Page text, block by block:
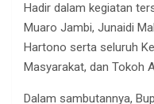
Hadir dalam kegiatan
Muaro Jambi, Junaidi
Hartono serta seluruh
Masyarakat, dan Tokoh
Dalam sambutannya,